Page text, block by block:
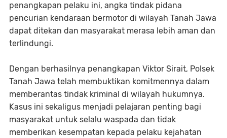
penangkapan pelaku ini, angka tindak pidana
pencurian kendaraan bermotor di wilayah Tanah Jawa
dapat ditekan dan masyarakat merasa lebih aman dan
terlindungi.
Dengan berhasilnya penangkapan Viktor Sirait, Polsek
Tanah Jawa telah membuktikan komitmennya dalam
memberantas tindak kriminal di wilayah hukumnya.
Kasus ini sekaligus menjadi pelajaran penting bagi
masyarakat untuk selalu waspada dan tidak
memberikan kesempatan kepada pelaku kejahatan